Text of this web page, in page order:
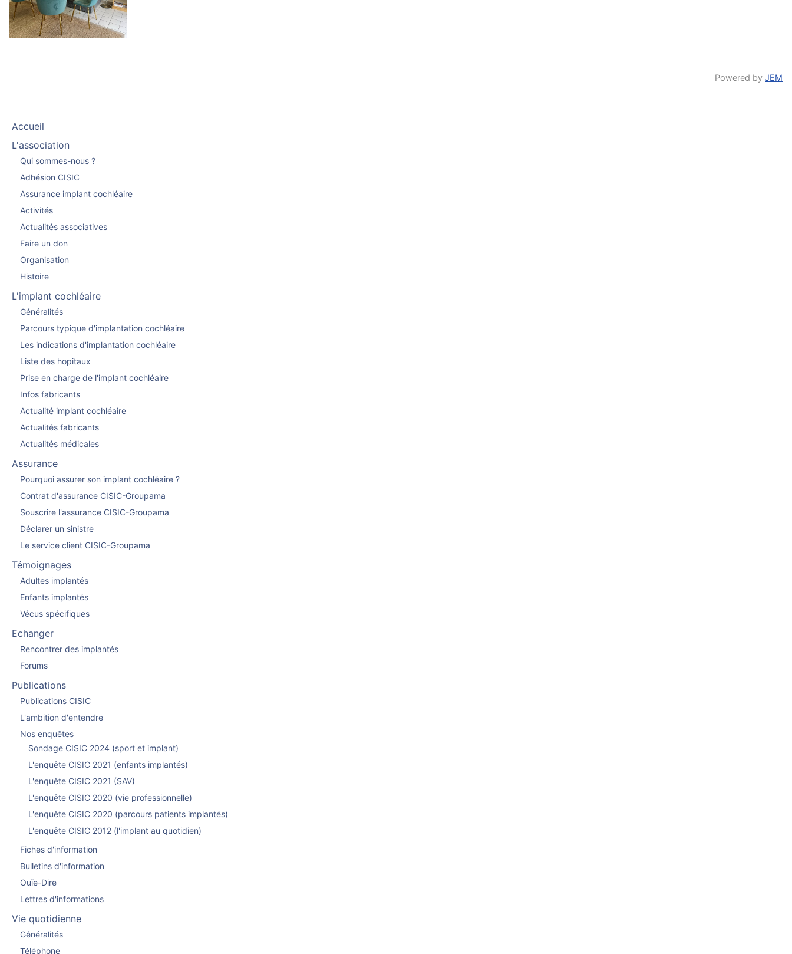
Powered by JEM
Accueil
L'association
Qui sommes-nous ?
Adhésion CISIC
Assurance implant cochléaire
Activités
Actualités associatives
Faire un don
Organisation
Histoire
L'implant cochléaire
Généralités
Parcours typique d'implantation cochléaire
Les indications d'implantation cochléaire
Liste des hopitaux
Prise en charge de l'implant cochléaire
Infos fabricants
Actualité implant cochléaire
Actualités fabricants
Actualités médicales
Assurance
Pourquoi assurer son implant cochléaire ?
Contrat d'assurance CISIC-Groupama
Souscrire l'assurance CISIC-Groupama
Déclarer un sinistre
Le service client CISIC-Groupama
Témoignages
Adultes implantés
Enfants implantés
Vécus spécifiques
Echanger
Rencontrer des implantés
Forums
Publications
Publications CISIC
L'ambition d'entendre
Nos enquêtes
Sondage CISIC 2024 (sport et implant)
L'enquête CISIC 2021 (enfants implantés)
L'enquête CISIC 2021 (SAV)
L'enquête CISIC 2020 (vie professionnelle)
L'enquête CISIC 2020 (parcours patients implantés)
L'enquête CISIC 2012 (l'implant au quotidien)
Fiches d'information
Bulletins d'information
Ouïe-Dire
Lettres d'informations
Vie quotidienne
Généralités
Téléphone